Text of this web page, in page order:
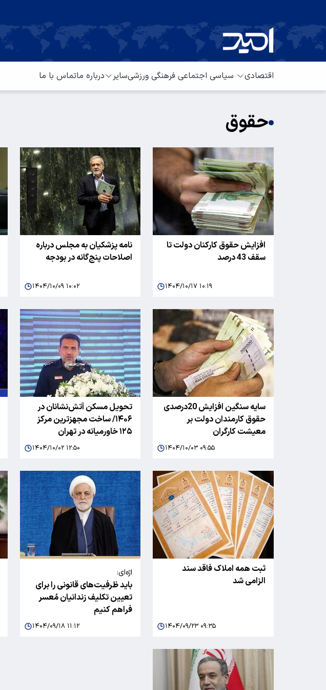
اقتصادی سیاسی اجتماعی فرهنگی ورزشیسایر درباره ماتماس با ما
حقوق
‌افزایش حقوق‌ کارکنان دولت تا
سقف 43 درصد
۱۴۰۴/۱۰/۱۷ ۱۰:۱۹
نامه پزشکیان به مجلس درباره
اصلاحات پنج‌گانه در بودجه
۱۴۰۴/۱۰/۰۹ ۱۰:۰۲
سایه سنگین افزایش 20درصدی
حقوق کارمندان دولت بر
معیشت کارگران
۱۴۰۴/۱۰/۰۳ ۰۹:۵۵
تحویل مسکن آتش‌نشانان در
۱۴۰۶/ ساخت مجهزترین مرکز
۱۲۵ خاورمیانه در تهران
۱۴۰۴/۱۰/۰۲ ۱۲:۵۰
ثبت همه املاک فاقد سند
الزامی شد
۱۴۰۴/۰۹/۲۳ ۰۹:۳۵
اژه‌ای:
باید ظرفیت‌های قانونی را برای
تعیین تکلیف زندانیان مُعسر
فراهم کنیم
۱۴۰۴/۰۹/۱۸ ۱۱:۱۲